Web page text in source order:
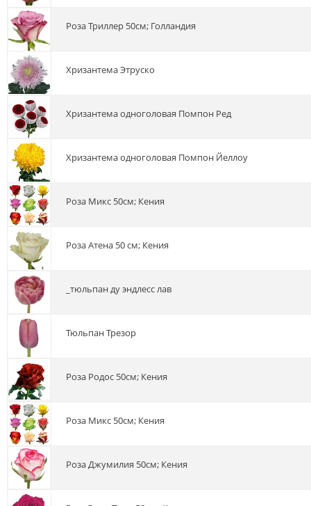
роза Триллер 50см; Голландия
хризантема Этруско
хризантема одноголовая Помпон Ред
хризантема одноголовая Помпон Йеллоу
роза Микс 50см; Кения
роза Атена 50 см; Кения
_тюльпан ду эндлесс лав
тюльпан Трезор
роза Родос 50см; Кения
роза Микс 50см; Кения
роза Джумилия 50см; Кения